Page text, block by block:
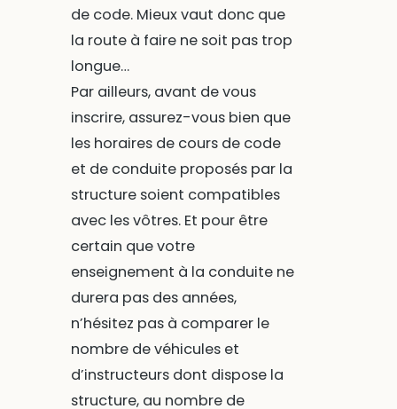
de code. Mieux vaut donc que
la route à faire ne soit pas trop
longue…
Par ailleurs, avant de vous
inscrire, assurez-vous bien que
les horaires de cours de code
et de conduite proposés par la
structure soient compatibles
avec les vôtres. Et pour être
certain que votre
enseignement à la conduite ne
durera pas des années,
n’hésitez pas à comparer le
nombre de véhicules et
d’instructeurs dont dispose la
structure, au nombre de